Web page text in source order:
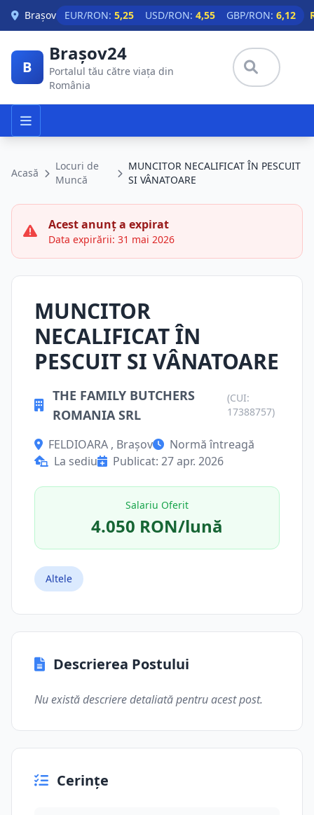
Skip to main content
Brașov EUR/RON: 5,25 USD/RON: 4,55 GBP/RON: 6,12
B
Brașov24
Portalul tău către viața din
România
Acasă
Locuri de
Muncă
MUNCITOR NECALIFICAT ÎN PESCUIT
SI VÂNATOARE
Acest anunț a expirat
Data expirării: 31 mai 2026
MUNCITOR
NECALIFICAT ÎN
PESCUIT SI VÂNATOARE
THE FAMILY BUTCHERS
ROMANIA SRL
(CUI:
17388757)
FELDIOARA , Brașov
Normă întreagă
La sediu
Publicat: 27 apr. 2026
Salariu Oferit
4.050 RON/lună
Altele
Descrierea Postului
Nu există descriere detaliată pentru acest post.
Cerințe